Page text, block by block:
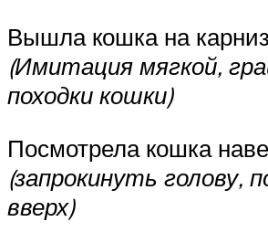
Вышла кошка на
(Имитация мягкой,
походки кошки)
Посмотрела кошка
(запрокинуть голову,
вверх)